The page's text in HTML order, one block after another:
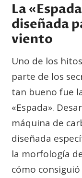
La
diseñada
viento
Uno de los
parte de los
tan bueno fue
«Espada».
máquina de
diseñada
la morfología
cómo